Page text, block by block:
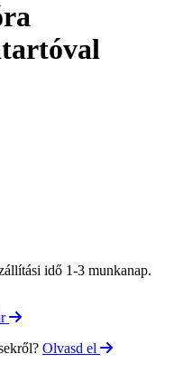
idő 1-3 munkanap.
Olvasd el